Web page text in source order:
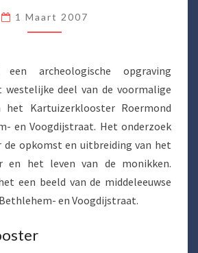
ROERMOND
1 Maart 2007
archeologische opgraving
deel van de voormalige
het Kartuizerklooster Roermond
en Voogdijstraat. Het onderzoek
de opkomst en uitbreiding van het
en het leven van de monikken.
een beeld van de middeleeuwse
en Voogdijstraat.